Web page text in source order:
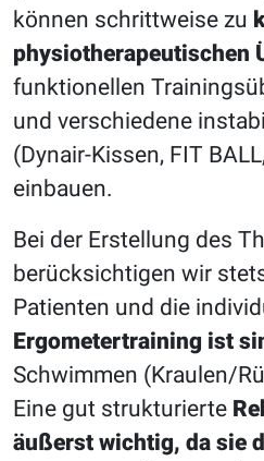
können schrittweise zu
physiotherapeutischen
funktionellen
und verschiedene
(Dynair-Kissen, FIT
einbauen.
Bei der Erstellung des
berücksichtigen wir
Patienten und die
Ergometertraining ist
Schwimmen (Kraulen/
Eine gut strukturierte
äußerst wichtig, da sie